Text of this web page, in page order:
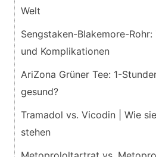
Welt
Sengstaken-Blakemore-
und Komplikationen
AriZona Grüner Tee: 1-
gesund?
Tramadol vs. Vicodin | Wie
stehen